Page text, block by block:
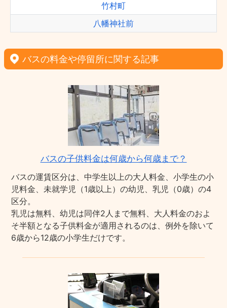
竹村町
八幡神社前
バスの料金や停留所に関する記事
バスの子供料金は何歳から何歳まで？
バスの運賃区分は、中学生以上の大人料金、小学生の小
児料金、未就学児（1歳以上）の幼児、乳児（0歳）の4
区分。
乳児は無料、幼児は同伴2人まで無料、大人料金のおよ
そ半額となる子供料金が適用されるのは、例外を除いて
6歳から12歳の小学生だけです。